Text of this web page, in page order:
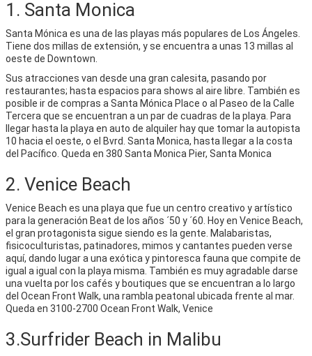
1. Santa Monica
Santa Mónica es una de las playas más populares de Los Ángeles.
Tiene dos millas de extensión, y se encuentra a unas 13 millas al
oeste de Downtown.
Sus atracciones van desde una gran calesita, pasando por
restaurantes; hasta espacios para shows al aire libre. También es
posible ir de compras a Santa Mónica Place o al Paseo de la Calle
Tercera que se encuentran a un par de cuadras de la playa. Para
llegar hasta la playa en auto de alquiler hay que tomar la autopista
10 hacia el oeste, o el Bvrd. Santa Monica, hasta llegar a la costa
del Pacífico. Queda en 380 Santa Monica Pier, Santa Monica
2. Venice Beach
Venice Beach es una playa que fue un centro creativo y artístico
para la generación Beat de los años ´50 y ´60. Hoy en Venice Beach,
el gran protagonista sigue siendo es la gente. Malabaristas,
fisicoculturistas, patinadores, mimos y cantantes pueden verse
aquí, dando lugar a una exótica y pintoresca fauna que compite de
igual a igual con la playa misma. También es muy agradable darse
una vuelta por los cafés y boutiques que se encuentran a lo largo
del Ocean Front Walk, una rambla peatonal ubicada frente al mar.
Queda en 3100-2700 Ocean Front Walk, Venice
3.Surfrider Beach in Malibu